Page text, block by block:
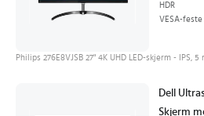
HDR
VESA-feste
Philips 276E8VJSB 27" 4K UHD LED-skjerm - IPS, 5
Dell
Skjerm